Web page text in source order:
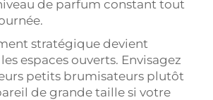
de parfum constant tout
stratégique devient
espaces ouverts. Envisagez
petits brumisateurs plutôt
de grande taille si votre